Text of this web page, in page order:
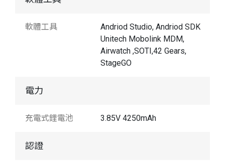
軟體工具
Andriod Studio, Andriod SDK
Unitech Mobolink MDM,
Airwatch ,SOTI,42 Gears,
StageGO
電力
充電式鋰電池 3.85V 4250mAh
認證